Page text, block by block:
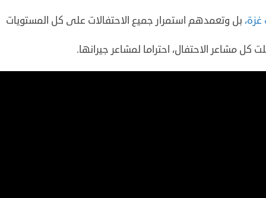
بل وتعمدهم استمرار جميع الاحتفالات على كل المستويات
الاحتفال، احتراما لمشاعر جيرانها.